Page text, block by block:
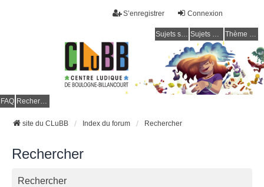
Connexion
S’enregistrer
Sujets sans réponse Sujets actifs Thème clair / foncé
FAQ Rechercher
site du CLuBB Index du forum Rechercher
Rechercher
Rechercher